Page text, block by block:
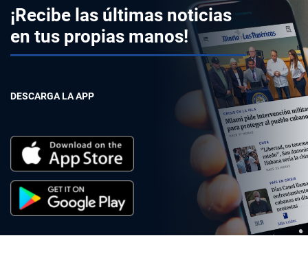
¡Recibe las últimas noticias
en tus propias manos!
DESCARGA LA APP